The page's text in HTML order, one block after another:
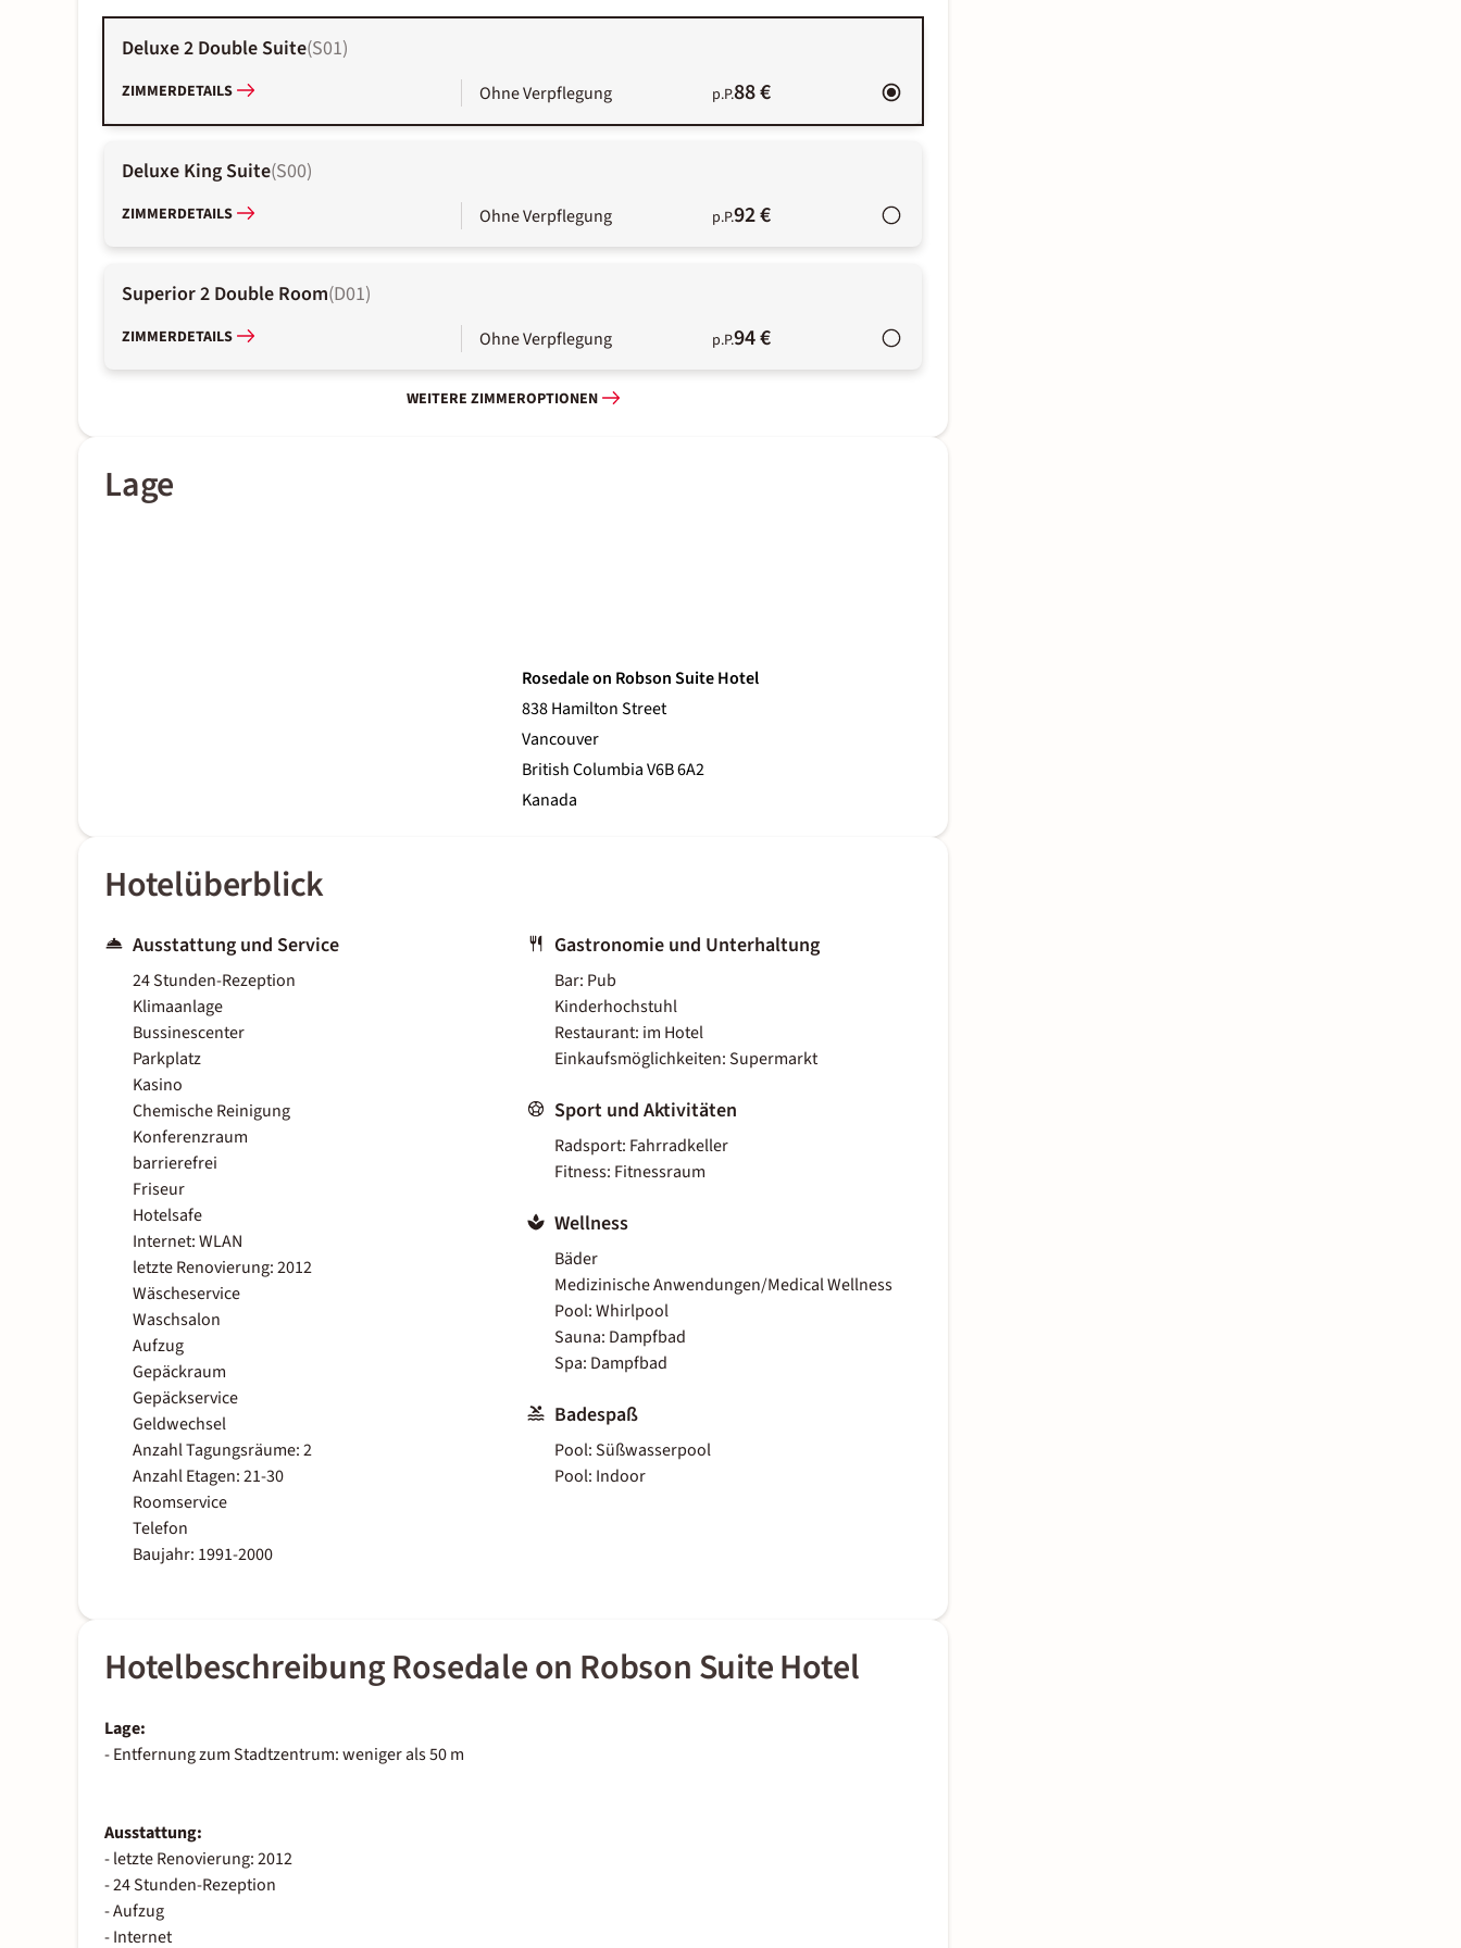
Deluxe 2 Double Suite(S01)
ZIMMERDETAILS Ohne Verpflegung p.P.88 €
Deluxe King Suite(S00)
ZIMMERDETAILS Ohne Verpflegung p.P.92 €
Superior 2 Double Room(D01)
ZIMMERDETAILS Ohne Verpflegung p.P.94 €
WEITERE ZIMMEROPTIONEN
Lage
Rosedale on Robson Suite Hotel
838 Hamilton Street
Vancouver
British Columbia V6B 6A2
Kanada
Hotelüberblick
Ausstattung und Service
24 Stunden-Rezeption
Klimaanlage
Bussinescenter
Parkplatz
Kasino
Chemische Reinigung
Konferenzraum
barrierefrei
Friseur
Hotelsafe
Internet: WLAN
letzte Renovierung: 2012
Wäscheservice
Waschsalon
Aufzug
Gepäckraum
Gepäckservice
Geldwechsel
Anzahl Tagungsräume: 2
Anzahl Etagen: 21-30
Roomservice
Telefon
Baujahr: 1991-2000
Gastronomie und Unterhaltung
Bar: Pub
Kinderhochstuhl
Restaurant: im Hotel
Einkaufsmöglichkeiten: Supermarkt
Sport und Aktivitäten
Radsport: Fahrradkeller
Fitness: Fitnessraum
Wellness
Bäder
Medizinische Anwendungen/Medical Wellness
Pool: Whirlpool
Sauna: Dampfbad
Spa: Dampfbad
Badespaß
Pool: Süßwasserpool
Pool: Indoor
Hotelbeschreibung Rosedale on Robson Suite Hotel
Lage:
- Entfernung zum Stadtzentrum: weniger als 50 m
Ausstattung:
- letzte Renovierung: 2012
- 24 Stunden-Rezeption
- Aufzug
- Internet